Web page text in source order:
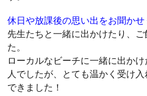
休日や放課後の思い出をお聞かせ
先生たちと一緒に出かけたり、
た。
ローカルなビーチに一緒に出か
人でしたが、とても温かく受け
できました！